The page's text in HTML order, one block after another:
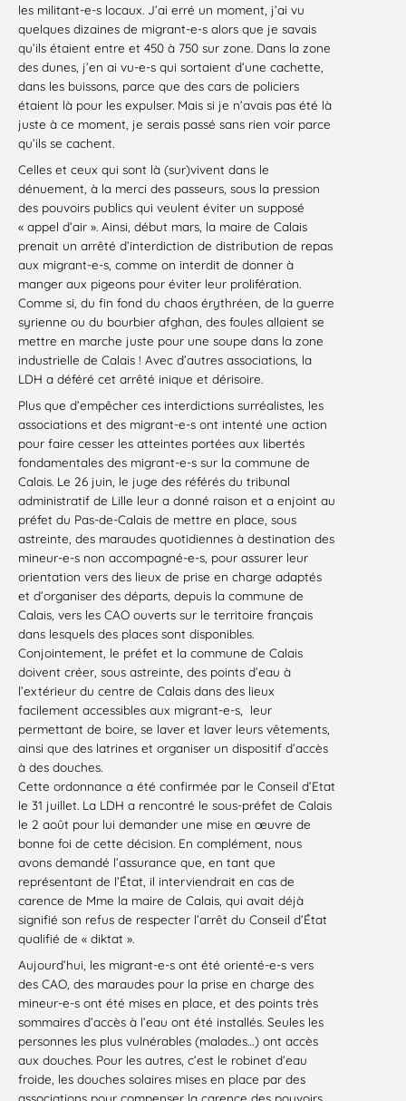
les militant-e-s locaux. J’ai erré un moment, j’ai vu
quelques dizaines de migrant-e-s alors que je savais
qu’ils étaient entre et 450 à 750 sur zone. Dans la zone
des dunes, j’en ai vu-e-s qui sortaient d’une cachette,
dans les buissons, parce que des cars de policiers
étaient là pour les expulser. Mais si je n’avais pas été là
juste à ce moment, je serais passé sans rien voir parce
qu’ils se cachent.
Celles et ceux qui sont là (sur)vivent dans le
dénuement, à la merci des passeurs, sous la pression
des pouvoirs publics qui veulent éviter un supposé
« appel d’air ». Ainsi, début mars, la maire de Calais
prenait un arrêté d’interdiction de distribution de repas
aux migrant-e-s, comme on interdit de donner à
manger aux pigeons pour éviter leur prolifération.
Comme si, du fin fond du chaos érythréen, de la guerre
syrienne ou du bourbier afghan, des foules allaient se
mettre en marche juste pour une soupe dans la zone
industrielle de Calais ! Avec d’autres associations, la
LDH a déféré cet arrêté inique et dérisoire.
Plus que d’empêcher ces interdictions surréalistes, les
associations et des migrant-e-s ont intenté une action
pour faire cesser les atteintes portées aux libertés
fondamentales des migrant-e-s sur la commune de
Calais. Le 26 juin, le juge des référés du tribunal
administratif de Lille leur a donné raison et a enjoint au
préfet du Pas-de-Calais de mettre en place, sous
astreinte, des maraudes quotidiennes à destination des
mineur-e-s non accompagné-e-s, pour assurer leur
orientation vers des lieux de prise en charge adaptés
et d’organiser des départs, depuis la commune de
Calais, vers les CAO ouverts sur le territoire français
dans lesquels des places sont disponibles.
Conjointement, le préfet et la commune de Calais
doivent créer, sous astreinte, des points d’eau à
l’extérieur du centre de Calais dans des lieux
facilement accessibles aux migrant-e-s, leur
permettant de boire, se laver et laver leurs vêtements,
ainsi que des latrines et organiser un dispositif d’accès
à des douches.
Cette ordonnance a été confirmée par le Conseil d’Etat
le 31 juillet. La LDH a rencontré le sous-préfet de Calais
le 2 août pour lui demander une mise en œuvre de
bonne foi de cette décision. En complément, nous
avons demandé l’assurance que, en tant que
représentant de l’État, il interviendrait en cas de
carence de Mme la maire de Calais, qui avait déjà
signifié son refus de respecter l’arrêt du Conseil d’État
qualifié de « diktat ».
Aujourd’hui, les migrant-e-s ont été orienté-e-s vers
des CAO, des maraudes pour la prise en charge des
mineur-e-s ont été mises en place, et des points très
sommaires d’accès à l’eau ont été installés. Seules les
personnes les plus vulnérables (malades…) ont accès
aux douches. Pour les autres, c’est le robinet d’eau
froide, les douches solaires mises en place par des